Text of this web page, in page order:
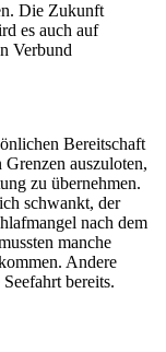
Die Zukunft
es auch auf
Verbund
Bereitschaft
auszuloten,
zu übernehmen.
schwankt, der
nach dem
manche
Andere
bereits.